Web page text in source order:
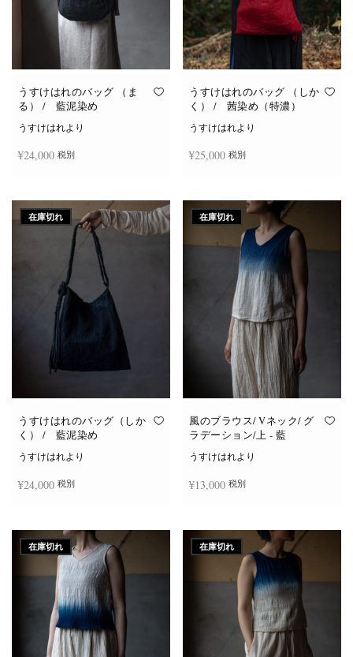
うすけはれのバッグ （ま
る） / 藍泥染め
うすけはれより
¥24,000 税別
うすけはれのバッグ （しか
く） / 茜染め（特濃）
うすけはれより
¥25,000 税別
在庫切れ
うすけはれのバッグ（しか
く） / 藍泥染め
うすけはれより
¥24,000 税別
在庫切れ
風のブラウス/ Vネック/ グ
ラデーション/上 - 藍
うすけはれより
¥13,000 税別
在庫切れ 在庫切れ